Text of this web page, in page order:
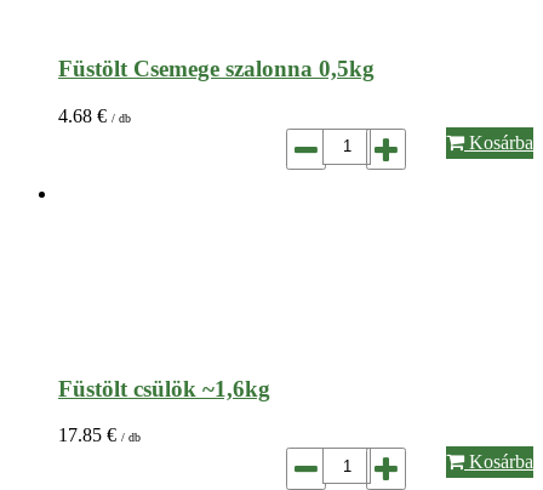
Füstölt Csemege szalonna 0,5kg
4.68 € / db
Kosárba
Füstölt csülök ~1,6kg
17.85 € / db
Kosárba